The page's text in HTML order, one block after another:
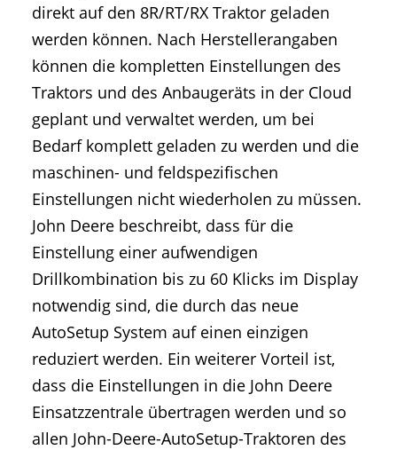
direkt auf den 8R/RT/RX Traktor geladen
werden können. Nach Herstellerangaben
können die kompletten Einstellungen des
Traktors und des Anbaugeräts in der Cloud
geplant und verwaltet werden, um bei
Bedarf komplett geladen zu werden und die
maschinen- und feldspezifischen
Einstellungen nicht wiederholen zu müssen.
John Deere beschreibt, dass für die
Einstellung einer aufwendigen
Drillkombination bis zu 60 Klicks im Display
notwendig sind, die durch das neue
AutoSetup System auf einen einzigen
reduziert werden. Ein weiterer Vorteil ist,
dass die Einstellungen in die John Deere
Einsatzzentrale übertragen werden und so
allen John-Deere-AutoSetup-Traktoren des